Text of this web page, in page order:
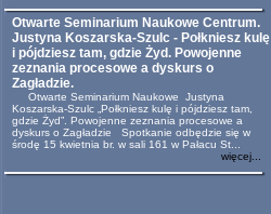
Otwarte Seminarium Naukowe Centrum.
Justyna Koszarska-Szulc - Połkniesz kulę
i pójdziesz tam, gdzie Żyd. Powojenne
zeznania procesowe a dyskurs o
Zagładzie.
Otwarte Seminarium Naukowe Justyna
Koszarska-Szulc „Połkniesz kulę i pójdziesz tam,
gdzie Żyd”. Powojenne zeznania procesowe a
dyskurs o Zagładzie Spotkanie odbędzie się w
środę 15 kwietnia br. w sali 161 w Pałacu St...
więcej...